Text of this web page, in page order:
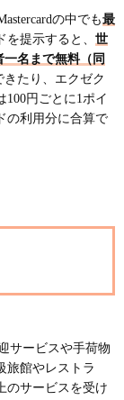
の中でも最
提示すると、 世
一名まで無料（同
きたり、エクゼク
円ごとに1ポイ
の利用分に合算で
サービスや手荷物
旅館やレストラ
のサービスを受け